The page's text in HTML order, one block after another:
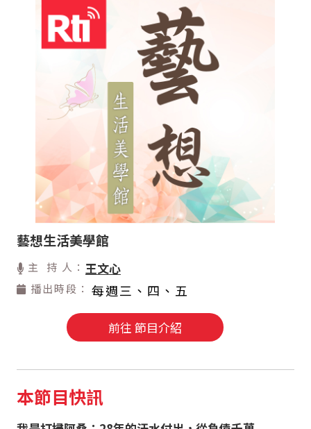
藝想生活美學館
主 持 人： 王文心
播出時段： 每週三、四、五
前往 節目介紹
本節目快訊